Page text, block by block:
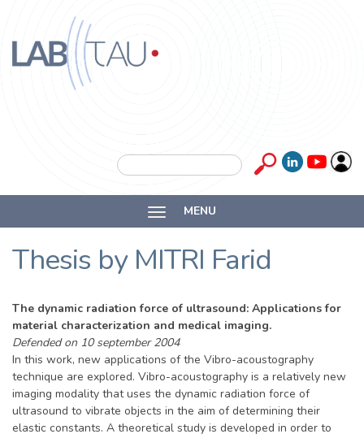
Skip to main content
Labtau
Inserm
Université
Lyon 1
Search form
Search
MENU
Thesis by MITRI Farid
The dynamic radiation force of ultrasound: Applications for
material characterization and medical imaging.
Defended on 10 september 2004
In this work, new applications of the Vibro-acoustography
technique are explored. Vibro-acoustography is a relatively new
imaging modality that uses the dynamic radiation force of
ultrasound to vibrate objects in the aim of determining their
elastic constants. A theoretical study is developed in order to